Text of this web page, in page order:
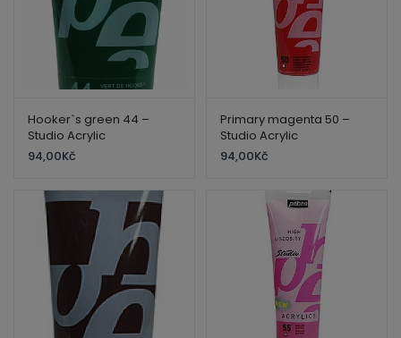
Hooker`s green 44 –
Studio Acrylic
94,00Kč
Primary magenta 50 –
Studio Acrylic
94,00Kč